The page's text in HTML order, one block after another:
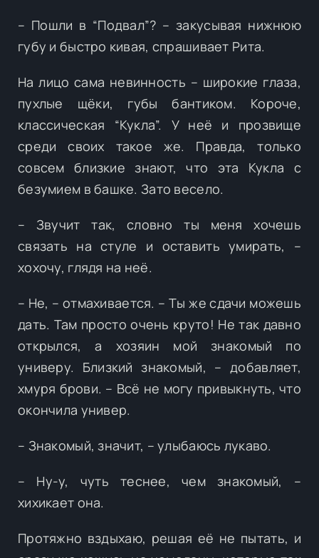
– Пошли в “Подвал”? – закусывая нижнюю
губу и быстро кивая, спрашивает Рита.
На лицо сама невинность – широкие глаза,
пухлые щёки, губы бантиком. Короче,
классическая “Кукла”. У неё и прозвище
среди своих такое же. Правда, только
совсем близкие знают, что эта Кукла с
безумием в башке. Зато весело.
– Звучит так, словно ты меня хочешь
связать на стуле и оставить умирать, –
хохочу, глядя на неё.
– Не, – отмахивается. – Ты же сдачи можешь
дать. Там просто очень круто! Не так давно
открылся, а хозяин мой знакомый по
универу. Близкий знакомый, – добавляет,
хмуря брови. – Всё не могу привыкнуть, что
окончила универ.
– Знакомый, значит, – улыбаюсь лукаво.
– Ну-у, чуть теснее, чем знакомый, –
хихикает она.
Протяжно вздыхаю, решая её не пытать, и